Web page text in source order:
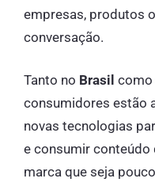
empresas, produtos
conversação.
Tanto no Brasil como
consumidores estão
novas tecnologias
e consumir conteúdo
marca que seja